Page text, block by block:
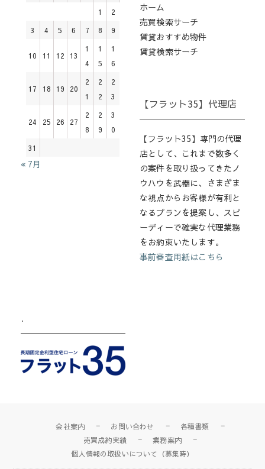
1
2
3
4 5 6 7 8 9
10 11 12 13
1
4
1
5
1
6
17 18 19 20
2
1
2
2
2
3
24 25 26 27
2
8
2
9
3
0
31
« 7月
ホーム
売買検索サーチ
賃貸おすすめ物件
賃貸検索サーチ
【フラット35】代理店
【フラット35】専門の代理
店として、これまで数多く
の案件を取り扱ってきたノ
ウハウを武器に、さまざま
な視点からお客様が有利と
なるプランを提案し、スピ
ーディーで確実な代理業務
をお約束いたします。
事前審査用紙はこちら
.
会社案内 お問い合わせ
各種書類
売買成約実績
業務案内
個人情報の取扱いについて（募集時）